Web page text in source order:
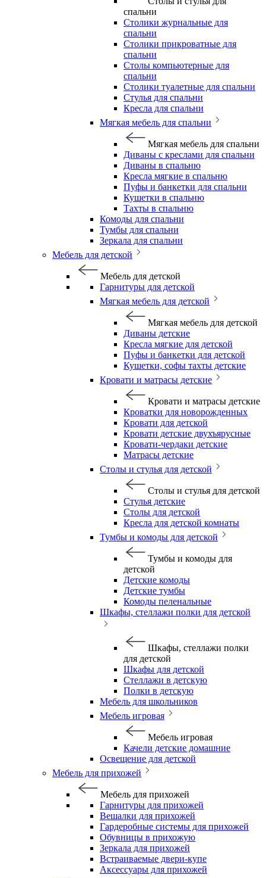
спальни
Столики журнальные для
спальни
Столики прикроватные для
спальни
Столы компьютерные для
спальни
Столики туалетные для спальни
Стулья для спальни
Кресла для спальни
Мягкая мебель для спальни
Мягкая мебель для спальни
Диваны с креслами для спальни
Диваны в спальню
Кресла мягкие в спальню
Пуфы и банкетки для спальни
Кушетки в спальню
Тахты в спальню
Комоды для спальни
Тумбы для спальни
Зеркала для спальни
Мебель для детской
Мебель для детской
Гарнитуры для детской
Мягкая мебель для детской
Мягкая мебель для детской
Диваны детские
Кресла мягкие для детской
Пуфы и банкетки для детской
Кушетки, софы тахты детские
Кровати и матрасы детские
Кровати и матрасы детские
Кроватки для новорожденных
Кровати для детской
Кровати детские двухъярусные
Кровати-чердаки детские
Матрасы детские
Столы и стулья для детской
Столы и стулья для детской
Стулья детские
Столы для детской
Кресла для детской комнаты
Тумбы и комоды для детской
Тумбы и комоды для
детской
Детские комоды
Детские тумбы
Комоды пеленальные
Шкафы, стеллажи полки для детской
Шкафы, стеллажи полки
для детской
Шкафы для детской
Стеллажи в детскую
Полки в детскую
Мебель для школьников
Мебель игровая
Мебель игровая
Качели детские домашние
Освещение для детской
Мебель для прихожей
Мебель для прихожей
Гарнитуры для прихожей
Вешалки для прихожей
Гардеробные системы для прихожей
Обувницы в прихожую
Зеркала для прихожей
Встраиваемые двери-купе
Аксессуары для прихожей